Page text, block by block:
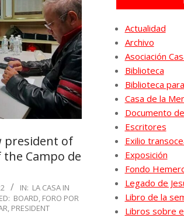
president of
Campo de
IN: LA CASA IN
BOARD, FORO POR
, PRESIDENT
Actualidad
Archivo
Asociación
Biblioteca
Biblioteca
Casa de la
Documento
Escritores
Exilio
Exposición
Fondo
Legado de
Libro de la
Libros sobre